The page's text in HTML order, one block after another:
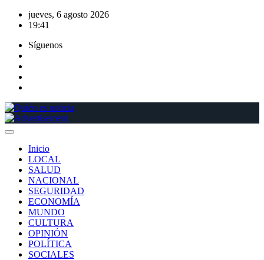
Saltar
jueves, 6 agosto 2026
19:41
Síguenos
Inicio
LOCAL
SALUD
NACIONAL
SEGURIDAD
ECONOMÍA
MUNDO
CULTURA
OPINIÓN
POLÍTICA
SOCIALES